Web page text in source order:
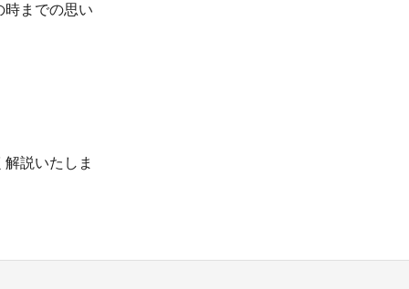
時までの思い
説いたしま